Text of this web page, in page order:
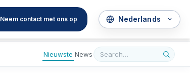
Neem contact met ons op
Nieuwste News